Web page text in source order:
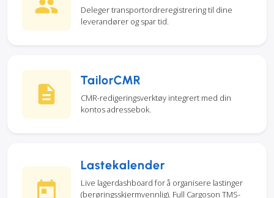
Deleger transportordreregistrering til dine
leverandører og spar tid.
TailorCMR
CMR-redigeringsverktøy integrert med din
kontos adressebok.
Lastekalender
Live lagerdashboard for å organisere lastinger
(berøringsskjermvennlig). Full Cargoson TMS-